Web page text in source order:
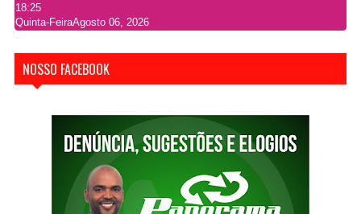
18:25
Quinta-FeiraAgosto 06, 2026
NOSSO FACEBOOK